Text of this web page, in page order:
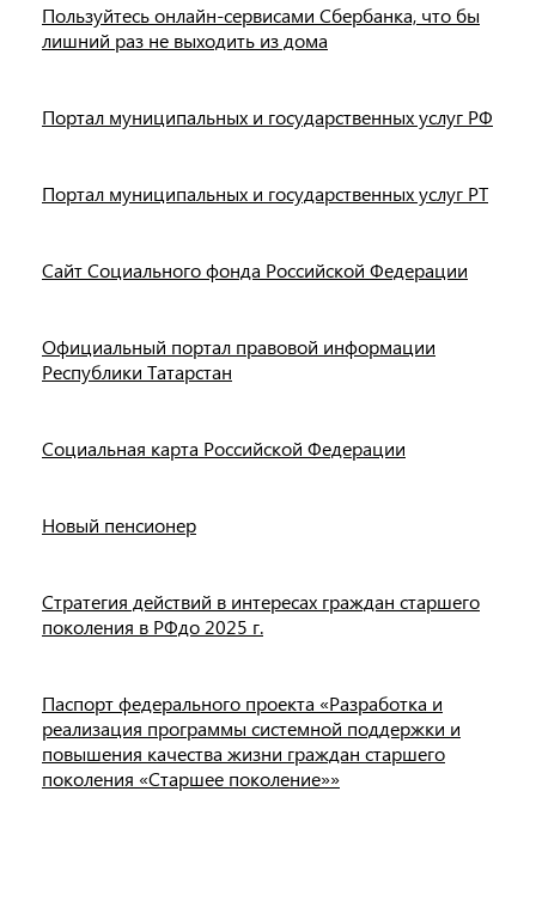
Пользуйтесь онлайн-сервисами Сбербанка, что бы
лишний раз не выходить из дома
Портал муниципальных и государственных услуг РФ
Портал муниципальных и государственных услуг РТ
Сайт Социального фонда Российской Федерации
Официальный портал правовой информации
Республики Татарстан
Социальная карта Российской Федерации
Новый пенсионер
Стратегия действий в интересах граждан старшего
поколения в РФдо 2025 г.
Паспорт федерального проекта «Разработка и
реализация программы системной поддержки и
повышения качества жизни граждан старшего
поколения «Старшее поколение»»